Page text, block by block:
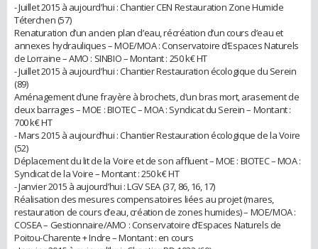
- Juillet 2015 à aujourd’hui : Chantier CEN Restauration Zone Humide
Téterchen (57)
Renaturation d’un ancien plan d’eau, récréation d’un cours d’eau et
annexes hydrauliques – MOE/MOA : Conservatoire d’Espaces Naturels
de Lorraine – AMO : SINBIO – Montant : 250 k€ HT
- Juillet 2015 à aujourd’hui : Chantier Restauration écologique du Serein
(89)
Aménagement d’une frayère à brochets, d’un bras mort, arasement de
deux barrages – MOE : BIOTEC – MOA : Syndicat du Serein – Montant :
700 k€ HT
- Mars 2015 à aujourd’hui : Chantier Restauration écologique de la Voire
(52)
Déplacement du lit de la Voire et de son affluent – MOE : BIOTEC – MOA :
Syndicat de la Voire – Montant : 250 k€ HT
- Janvier 2015 à aujourd’hui : LGV SEA (37, 86, 16, 17)
Réalisation des mesures compensatoires liées au projet (mares,
restauration de cours d’eau, création de zones humides) – MOE/MOA :
COSEA – Gestionnaire/AMO : Conservatoire d’Espaces Naturels de
Poitou-Charente + Indre – Montant : en cours